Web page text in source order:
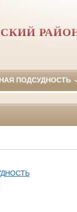
ПОДСУДНОСТЬ